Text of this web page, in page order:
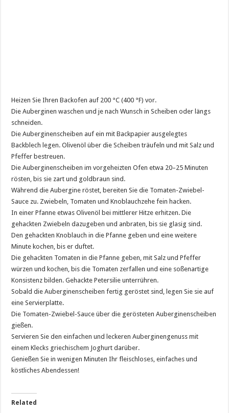
Heizen Sie Ihren Backofen auf 200 °C (400 °F) vor.
Die Auberginen waschen und je nach Wunsch in Scheiben oder längs
schneiden.
Die Auberginenscheiben auf ein mit Backpapier ausgelegtes
Backblech legen. Olivenöl über die Scheiben träufeln und mit Salz und
Pfeffer bestreuen.
Die Auberginenscheiben im vorgeheizten Ofen etwa 20–25 Minuten
rösten, bis sie zart und goldbraun sind.
Während die Aubergine röstet, bereiten Sie die Tomaten-Zwiebel-
Sauce zu. Zwiebeln, Tomaten und Knoblauchzehe fein hacken.
In einer Pfanne etwas Olivenöl bei mittlerer Hitze erhitzen. Die
gehackten Zwiebeln dazugeben und anbraten, bis sie glasig sind.
Den gehackten Knoblauch in die Pfanne geben und eine weitere
Minute kochen, bis er duftet.
Die gehackten Tomaten in die Pfanne geben, mit Salz und Pfeffer
würzen und kochen, bis die Tomaten zerfallen und eine soßenartige
Konsistenz bilden. Gehackte Petersilie unterrühren.
Sobald die Auberginenscheiben fertig geröstet sind, legen Sie sie auf
eine Servierplatte.
Die Tomaten-Zwiebel-Sauce über die gerösteten Auberginenscheiben
gießen.
Servieren Sie den einfachen und leckeren Auberginengenuss mit
einem Klecks griechischem Joghurt darüber.
Genießen Sie in wenigen Minuten Ihr fleischloses, einfaches und
köstliches Abendessen!
Related